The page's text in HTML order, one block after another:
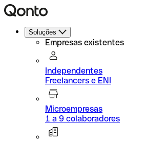
Soluções
Empresas existentes
Independentes
Freelancers e ENI
Microempresas
1 a 9 colaboradores